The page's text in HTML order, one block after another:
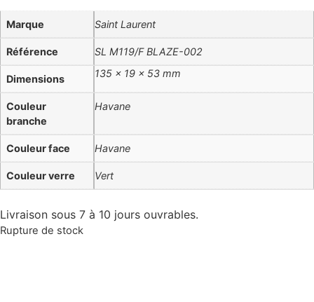
Référence SL M119/F BLAZE-002
Dimensions 135 × 19 × 53 mm
Couleur
branche
Havane
Couleur face Havane
Couleur verre Vert
Marque Saint Laurent
Livraison sous 7 à 10 jours ouvrables.
Rupture de stock